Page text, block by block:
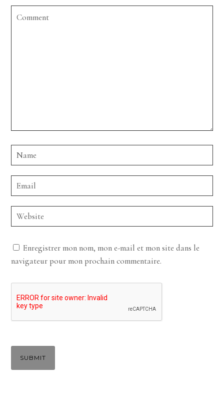
Enregistrer mon nom, mon e-mail et mon site dans le
navigateur pour mon prochain commentaire.